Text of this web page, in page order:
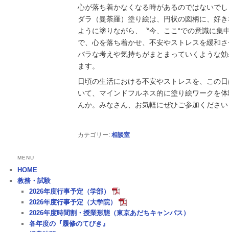
心が落ち着かなくなる時があるのではないで
ダラ（曼荼羅）塗り絵は、円状の図柄に、好
ように塗りながら、〝今、ここ“での意識に集
で、心を落ち着かせ、不安やストレスを緩和
バラな考えや気持ちがまとまっていくような
ます。
日頃の生活における不安やストレスを、この
いて、マインドフルネス的に塗り絵ワークを
んか。みなさん、お気軽にぜひご参加くださ
カテゴリー:相談室
MENU
HOME
教務・試験
2026年度行事予定（学部）
2026年度行事予定（大学院）
2026年度時間割・授業形態（東京あだちキャンパス）
各年度の『履修のてびき』